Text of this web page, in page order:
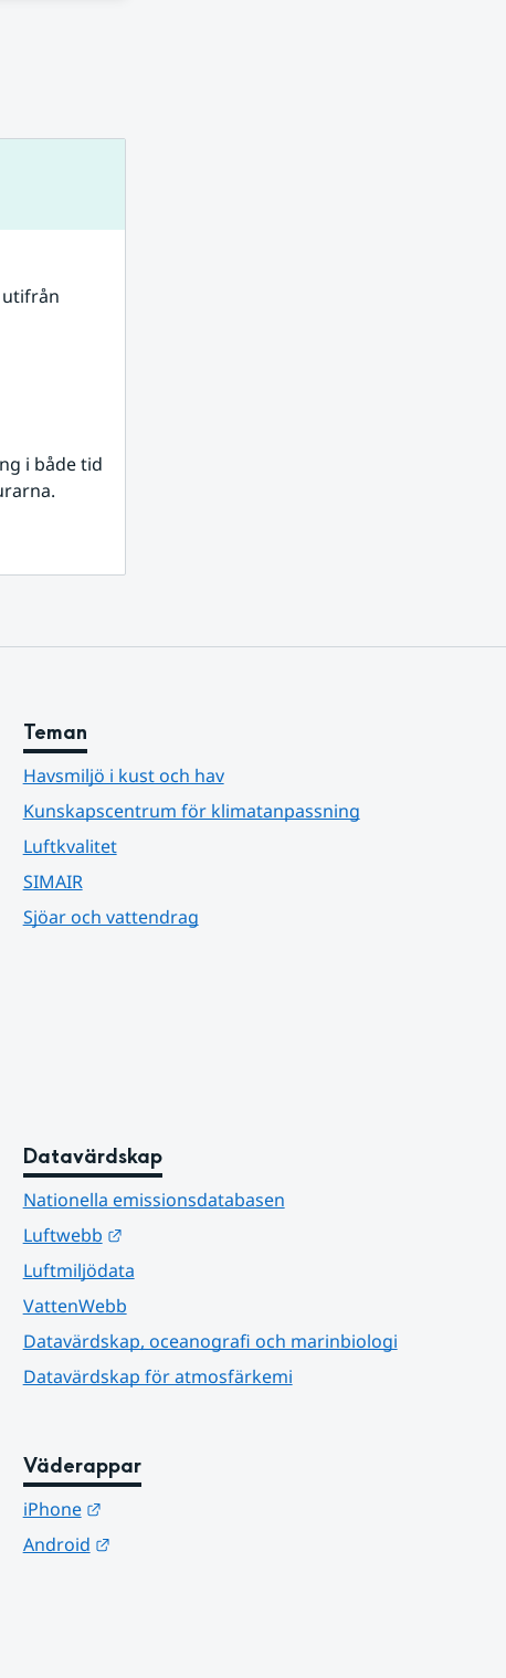
utifrån
i både tid
Teman
Havsmiljö i kust och hav
Kunskapscentrum för klimatanpassning
Luftkvalitet
SIMAIR
Sjöar och vattendrag
Datavärdskap
Nationella emissionsdatabasen
Luftwebb
Länk till annan webbplats.
Luftmiljödata
VattenWebb
Datavärdskap, oceanografi och marinbiologi
Datavärdskap för atmosfärkemi
Väderappar
iPhone
Länk till annan webbplats.
Android
Länk till annan webbplats.